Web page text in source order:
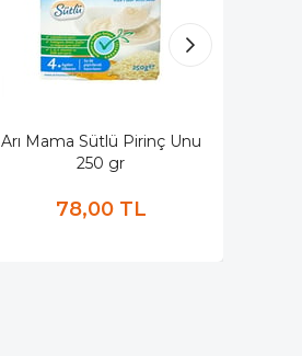
Arı Mama Sütlü Pirinç Unu
250 gr
78,00 TL